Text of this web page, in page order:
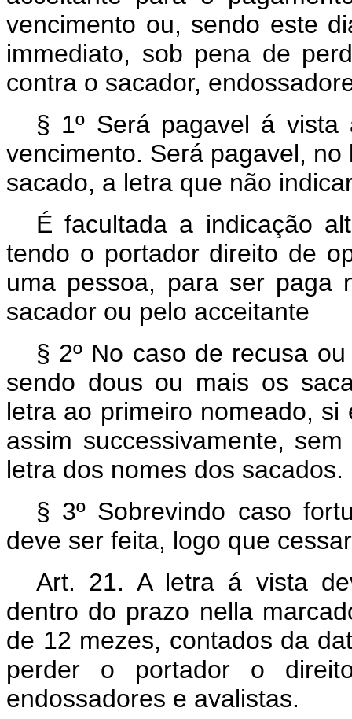
vencimento ou, sendo este
immediato, sob pena de
contra o sacador,
§ 1º Será pagavel á
vencimento. Será pagavel,
sacado, a letra que não
É facultada a indicação
tendo o portador direito de
uma pessoa, para ser paga
sacador ou pelo acceitante
§ 2º No caso de recusa
sendo dous ou mais os
letra ao primeiro nomeado,
assim successivamente,
letra dos nomes dos sacados.
§ 3º Sobrevindo caso
deve ser feita, logo que
Art. 21. A letra á vista
dentro do prazo nella
de 12 mezes, contados da
perder o portador o
endossadores e avalistas.